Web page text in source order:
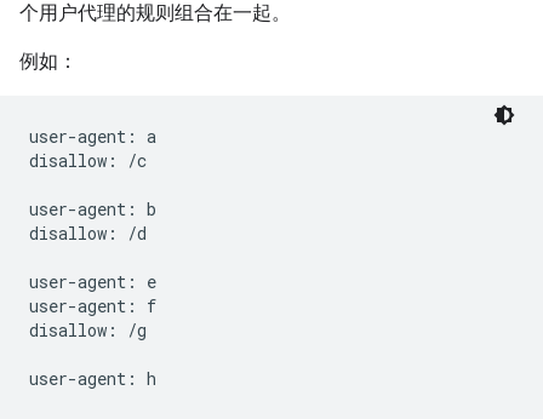
个用户代理的规则组合在一起。
例如：
user-agent: a
disallow: /c
user-agent: b
disallow: /d
user-agent: e
user-agent: f
disallow: /g